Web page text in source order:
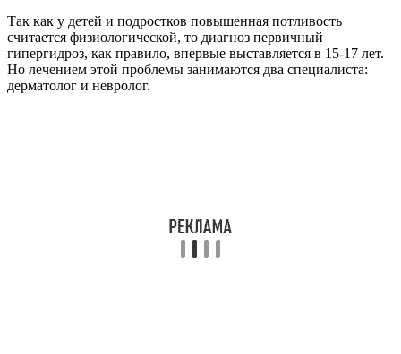
Так как у детей и подростков повышенная потливость
считается физиологической, то диагноз первичный
гипергидроз, как правило, впервые выставляется в 15-17 лет.
Но лечением этой проблемы занимаются два специалиста:
дерматолог и невролог.